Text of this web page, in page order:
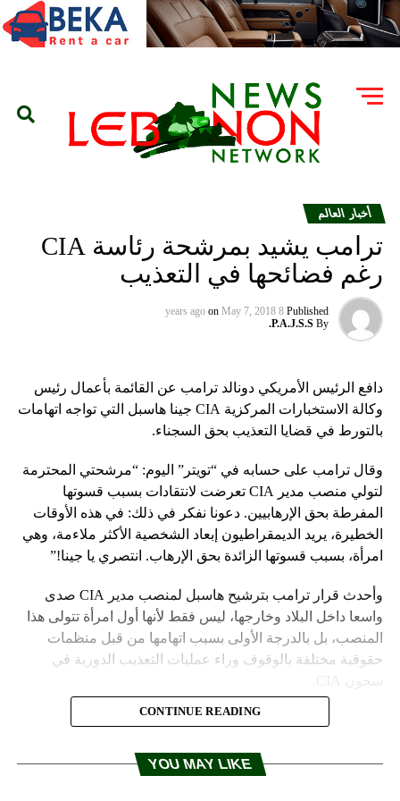
أخبار العالم
ترامب يشيد بمرشحة رئاسة CIA
رغم فضائحها في التعذيب
Published
8 years ago
on May 7, 2018
By
P.A.J.S.S.
دافع الرئيس الأمريكي دونالد ترامب عن القائمة بأعمال رئيس
وكالة الاستخبارات المركزية CIA جينا هاسبل التي تواجه اتهامات
بالتورط في قضايا التعذيب بحق السجناء.
وقال ترامب على حسابه في “تويتر” اليوم: “مرشحتي المحترمة
لتولي منصب مدير CIA تعرضت لانتقادات بسبب قسوتها
المفرطة بحق الإرهابيين. دعونا نفكر في ذلك: في هذه الأوقات
الخطيرة، يريد الديمقراطيون إبعاد الشخصية الأكثر ملاءمة، وهي
امرأة، بسبب قسوتها الزائدة بحق الإرهاب. انتصري يا جينا!”
وأحدث قرار ترامب بترشيح هاسبل لمنصب مدير CIA صدى
واسعا داخل البلاد وخارجها، ليس فقط لأنها أول امرأة تتولى هذا
المنصب، بل بالدرجة الأولى بسبب اتهامها من قبل منظمات
حقوقية مختلفة بالوقوف وراء عمليات التعذيب الدورية في
smiles after greeting President Donald Trump after Secretary of State Mike
Pompeo’s ceremonial swearing-in at the State Department in Washington,
CONTINUE READING
YOU MAY LIKE